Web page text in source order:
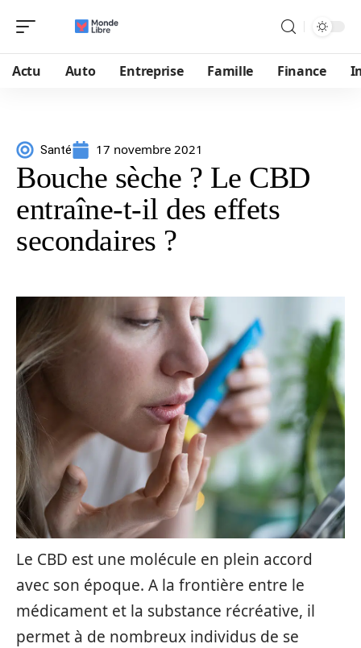
Actu Auto Entreprise Famille Finance
Santé 17 novembre 2021
Bouche sèche ? Le CBD
entraîne-t-il des effets
secondaires ?
Le CBD est une molécule en plein accord
avec son époque. A la frontière entre le
médicament et la substance récréative, il
permet à de nombreux individus de se